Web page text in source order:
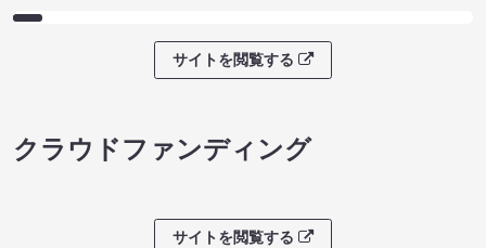
サイトを閲覧する
クラウドファンディング
サイトを閲覧する